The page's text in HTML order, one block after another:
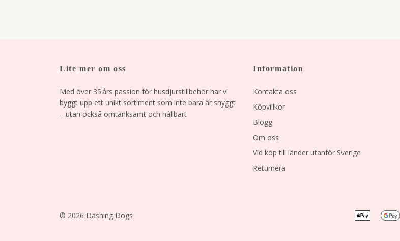
Lite mer om oss
Med över 35 års passion för husdjurstillbehör har vi
byggt upp ett unikt sortiment som inte bara är snyggt
– utan också omtänksamt och hållbart
Information
Kontakta oss
Köpvillkor
Blogg
Om oss
Vid köp till länder utanför Sverige
Returnera
© 2026 Dashing Dogs